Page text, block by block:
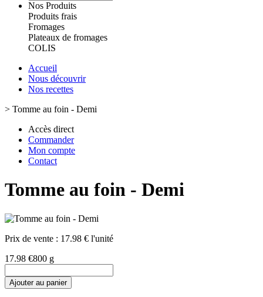
Nos Produits
Produits frais
Fromages
Plateaux de fromages
COLIS
Accueil
Nous découvrir
Nos recettes
> Tomme au foin - Demi
Accès direct
Commander
Mon compte
Contact
Tomme au foin - Demi
Prix de vente : 17.98 € l'unité
17.98 €800 g
Ajouter au panier